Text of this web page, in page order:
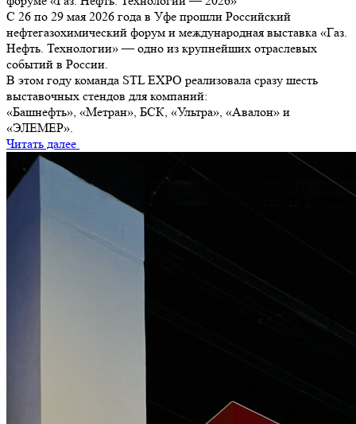
С 26 по 29 мая 2026 года в Уфе прошли Российский
нефтегазохимический форум и международная выставка «Газ.
Нефть. Технологии» — одно из крупнейших отраслевых
событий в России.
В этом году команда STL EXPO реализовала сразу шесть
выставочных стендов для компаний:
«Башнефть», «Метран», БСК, «Ультра», «Авалон» и
«ЭЛЕМЕР».
Читать далее